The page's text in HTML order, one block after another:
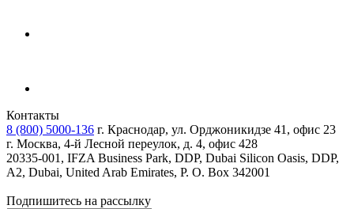
Контакты
8 (800) 5000-136 г. Краснодар, ул. Орджоникидзе 41, офис 23
г. Москва, 4-й Лесной переулок, д. 4, офис 428
20335-001, IFZA Business Park, DDP, Dubai Silicon Oasis, DDP,
A2, Dubai, United Arab Emirates, P. O. Box 342001
Подпишитесь на рассылку